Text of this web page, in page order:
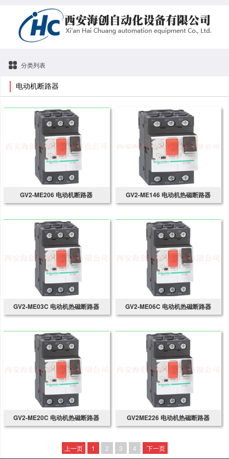
分类列表
电动机断路器
GV2-ME206 电动机断路器 GV2-ME146 电动机热磁断路器
GV2-ME03C 电动机热磁断路器 GV2-ME06C 电动机热磁断路器
GV2-ME20C 电动机热磁断路器 GV2ME226 电动机热磁断路器
上一页 1 2 3 4 下一页